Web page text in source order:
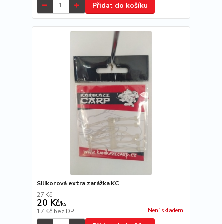
Přidat do košíku
Silikonová extra zarážka KC
27 Kč
20 Kč/ks
17 Kč bez DPH Není skladem